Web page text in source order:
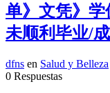
单》文凭》
未顺利毕业/
dfns en Salud y Belleza
0 Respuestas